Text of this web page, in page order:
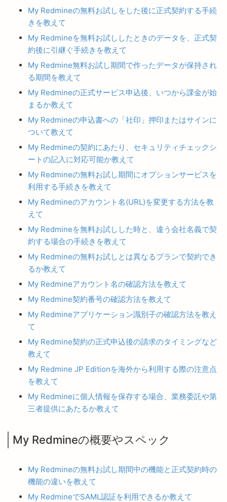
My Redmineの無料お試しをした後に正式契約する手続
きを教えて
My Redmineを無料お試ししたときのデータを、正式契
約後に引継ぐ手続きを教えて
My Redmine無料お試し期間で作ったデータが保持され
る期間を教えて
My Redmineの正式サービス申込後、いつから課金が始
まるか教えて
My Redmineの申込書への「社印」押印またはサインに
ついて教えて
My Redmineの契約にあたり、セキュリティチェックシ
ートの記入に対応可能か教えて
My Redmineの無料お試し期間にオプションサービスを
利用する手続きを教えて
My Redmineのアカウント名(URL)を変更する方法を教
えて
My Redmineを無料お試しした時と、違う会社名義で契
約する場合の手続きを教えて
My Redmineの無料お試しとは異なるプランで契約でき
るか教えて
My Redmineアカウント名の確認方法を教えて
My Redmine契約番号の確認方法を教えて
My Redmineアプリケーション識別子の確認方法を教え
て
My Redmine契約の正式申込後の請求のタイミングなど
教えて
My Redmine JP Editionを海外から利用する際の注意点
を教えて
My Redmineに個人情報を保存する場合、業務委託や第
三者提供にあたるか教えて
My Redmineの概要やスペック
My Redmineの無料お試し期間中の機能と正式契約時の
機能の違いを教えて
My RedmineでSAML認証を利用できるか教えて